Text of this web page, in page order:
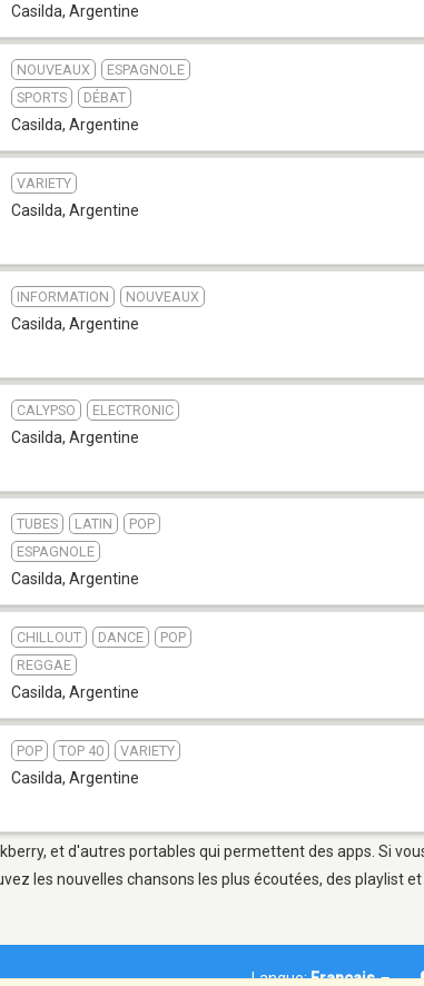
Casilda, Argentine
NOUVEAUX
ESPAGNOLE
SPORTS
DÉBAT
Casilda, Argentine
VARIETY
Casilda, Argentine
INFORMATION NOUVEAUX
Casilda, Argentine
CALYPSO ELECTRONIC
Casilda, Argentine
TUBES LATIN
POP
ESPAGNOLE
Casilda, Argentine
CHILLOUT DANCE
POP
REGGAE
Casilda, Argentine
POP TOP 40 VARIETY
Casilda, Argentine
et d'autres portables qui permettent des apps. Si
les nouvelles chansons les plus écoutées, des playlist
Langue:Français